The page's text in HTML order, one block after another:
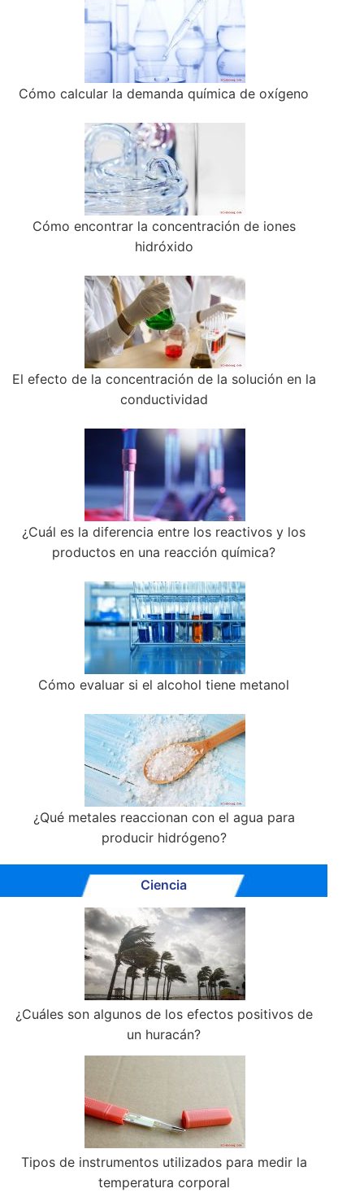
Cómo calcular la demanda química de oxígeno
Cómo encontrar la concentración de iones
hidróxido
El efecto de la concentración de la solución en la
conductividad
¿Cuál es la diferencia entre los reactivos y los
productos en una reacción química?
Cómo evaluar si el alcohol tiene metanol
¿Qué metales reaccionan con el agua para
producir hidrógeno?
Ciencia
¿Cuáles son algunos de los efectos positivos de
un huracán?
Tipos de instrumentos utilizados para medir la
temperatura corporal